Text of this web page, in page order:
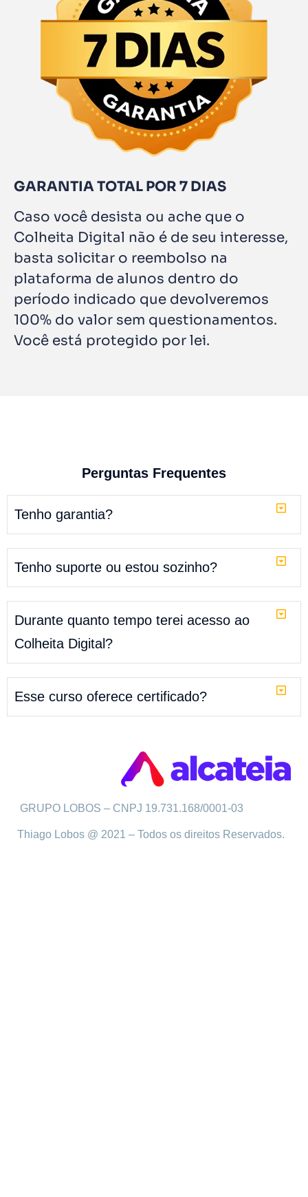
GARANTIA TOTAL POR 7 DIAS
Caso você desista ou ache que o
Colheita Digital não é de seu interesse,
basta solicitar o reembolso na
plataforma de alunos dentro do
período indicado que devolveremos
100% do valor sem questionamentos.
Você está protegido por lei.
Perguntas Frequentes
Tenho garantia?
Tenho suporte ou estou sozinho?
Durante quanto tempo terei acesso ao
Colheita Digital?
Esse curso oferece certificado?
GRUPO LOBOS – CNPJ 19.731.168/0001-03
Thiago Lobos @ 2021 – Todos os direitos Reservados.